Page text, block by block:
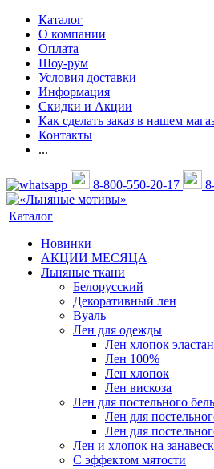
Каталог
О компании
Оплата
Шоу-рум
Условия доставки
Информация
Скидки и Акции
Как сделать заказ в нашем
Контакты
...
8-800-550-20-17
Каталог
Новинки
АКЦИИ МЕСЯЦА
Льняные ткани
Белорусский
Декоративный лен
Вуаль
Лен для одежды
Лен хлопок эластан
Лен 100%
Лен хлопок
Лен вискоза
Лен для постельного
Лен для
Лен для
Лен и хлопок на
С эффектом мятости